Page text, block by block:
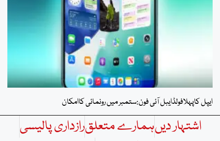
ایپل کاپہلافولڈایبل آئی فون:ستمبر میں رونمائی کاامکان
اشتہار دیںہمارے متعلقرازداری پالیسی